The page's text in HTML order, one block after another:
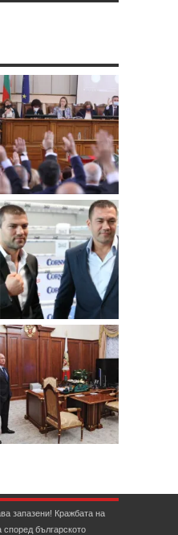
запазени! Кражбата на
българското